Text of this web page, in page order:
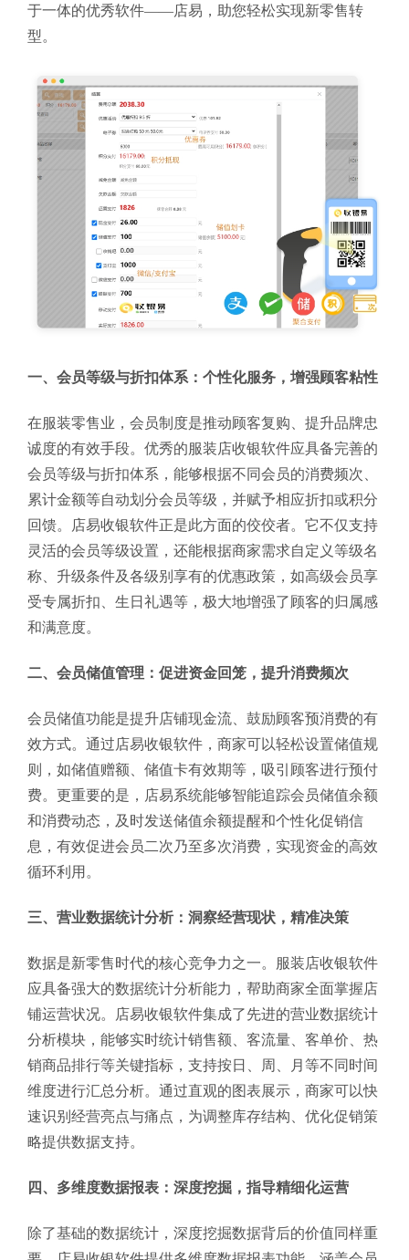
于一体的优秀软件——店易，助您轻松实现新零售转
型。
一、会员等级与折扣体系：个性化服务，增强顾客粘性
在服装零售业，会员制度是推动顾客复购、提升品牌忠
诚度的有效手段。优秀的服装店收银软件应具备完善的
会员等级与折扣体系，能够根据不同会员的消费频次、
累计金额等自动划分会员等级，并赋予相应折扣或积分
回馈。店易收银软件正是此方面的佼佼者。它不仅支持
灵活的会员等级设置，还能根据商家需求自定义等级名
称、升级条件及各级别享有的优惠政策，如高级会员享
受专属折扣、生日礼遇等，极大地增强了顾客的归属感
和满意度。
二、会员储值管理：促进资金回笼，提升消费频次
会员储值功能是提升店铺现金流、鼓励顾客预消费的有
效方式。通过店易收银软件，商家可以轻松设置储值规
则，如储值赠额、储值卡有效期等，吸引顾客进行预付
费。更重要的是，店易系统能够智能追踪会员储值余额
和消费动态，及时发送储值余额提醒和个性化促销信
息，有效促进会员二次乃至多次消费，实现资金的高效
循环利用。
三、营业数据统计分析：洞察经营现状，精准决策
数据是新零售时代的核心竞争力之一。服装店收银软件
应具备强大的数据统计分析能力，帮助商家全面掌握店
铺运营状况。店易收银软件集成了先进的营业数据统计
分析模块，能够实时统计销售额、客流量、客单价、热
销商品排行等关键指标，支持按日、周、月等不同时间
维度进行汇总分析。通过直观的图表展示，商家可以快
速识别经营亮点与痛点，为调整库存结构、优化促销策
略提供数据支持。
四、多维度数据报表：深度挖掘，指导精细化运营
除了基础的数据统计，深度挖掘数据背后的价值同样重